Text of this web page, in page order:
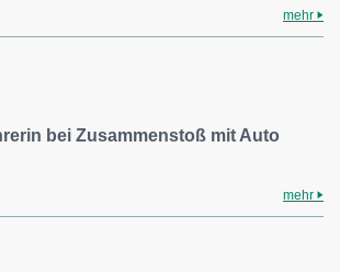
mehr
bei Zusammenstoß mit Auto
mehr